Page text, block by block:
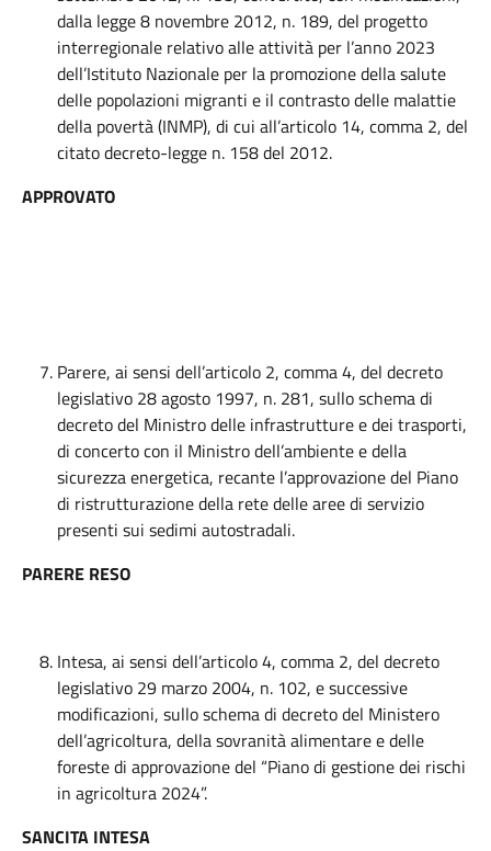
dalla legge 8 novembre 2012, n. 189, del progetto
interregionale relativo alle attività per l’anno 2023
dell’Istituto Nazionale per la promozione della salute
delle popolazioni migranti e il contrasto delle malattie
della povertà (INMP), di cui all’articolo 14, comma 2, del
citato decreto-legge n. 158 del 2012.
APPROVATO
Parere, ai sensi dell’articolo 2, comma 4, del decreto
legislativo 28 agosto 1997, n. 281, sullo schema di
decreto del Ministro delle infrastrutture e dei trasporti,
di concerto con il Ministro dell’ambiente e della
sicurezza energetica, recante l’approvazione del Piano
di ristrutturazione della rete delle aree di servizio
presenti sui sedimi autostradali.
PARERE RESO
Intesa, ai sensi dell’articolo 4, comma 2, del decreto
legislativo 29 marzo 2004, n. 102, e successive
modificazioni, sullo schema di decreto del Ministero
dell’agricoltura, della sovranità alimentare e delle
foreste di approvazione del “Piano di gestione dei rischi
in agricoltura 2024”.
SANCITA INTESA